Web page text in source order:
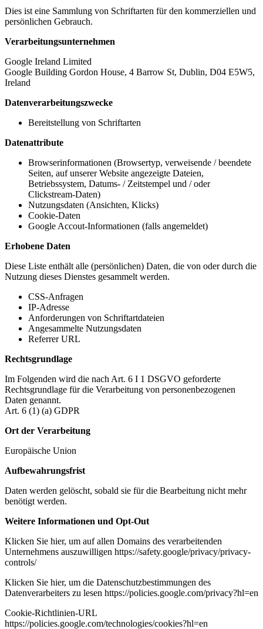
Dies ist eine Sammlung von Schriftarten für den kommerziellen und
persönlichen Gebrauch.
Verarbeitungsunternehmen
Google Ireland Limited
Google Building Gordon House, 4 Barrow St, Dublin, D04 E5W5,
Ireland
Datenverarbeitungszwecke
Bereitstellung von Schriftarten
Datenattribute
Browserinformationen (Browsertyp, verweisende / beendete
Seiten, auf unserer Website angezeigte Dateien,
Betriebssystem, Datums- / Zeitstempel und / oder
Clickstream-Daten)
Nutzungsdaten (Ansichten, Klicks)
Cookie-Daten
Google Accout-Informationen (falls angemeldet)
Erhobene Daten
Diese Liste enthält alle (persönlichen) Daten, die von oder durch die
Nutzung dieses Dienstes gesammelt werden.
CSS-Anfragen
IP-Adresse
Anforderungen von Schriftartdateien
Angesammelte Nutzungsdaten
Referrer URL
Rechtsgrundlage
Im Folgenden wird die nach Art. 6 I 1 DSGVO geforderte
Rechtsgrundlage für die Verarbeitung von personenbezogenen
Daten genannt.
Art. 6 (1) (a) GDPR
Ort der Verarbeitung
Europäische Union
Aufbewahrungsfrist
Daten werden gelöscht, sobald sie für die Bearbeitung nicht mehr
benötigt werden.
Weitere Informationen und Opt-Out
Klicken Sie hier, um auf allen Domains des verarbeitenden
Unternehmens auszuwilligen https://safety.google/privacy/privacy-
controls/
Klicken Sie hier, um die Datenschutzbestimmungen des
Datenverarbeiters zu lesen https://policies.google.com/privacy?hl=en
Cookie-Richtlinien-URL
https://policies.google.com/technologies/cookies?hl=en